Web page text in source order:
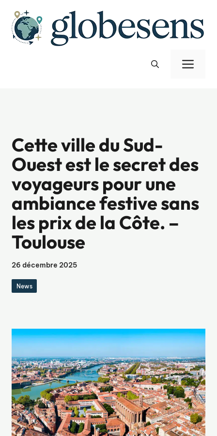
contenu
Cette ville du Sud-
Ouest est le secret des
voyageurs pour une
ambiance festive sans
les prix de la Côte. –
Toulouse
26 décembre 2025
News